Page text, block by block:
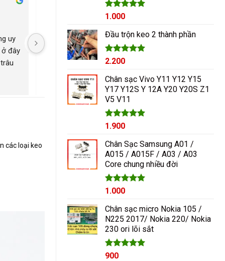
Được xếp
5 sao
1.000
Đầu trộn keo 2 thành phần
Được xếp
5 sao
2.200
Chân sạc Vivo Y11 Y12 Y15
Y17 Y12S Y 12A Y20 Y20S Z1
V5 V11
Được xếp
5 sao
1.900
Chân Sạc Samsung A01 /
A015 / A015F / A03 / A03
Core chung nhiều đời
Được xếp
5 sao
Giá
là:
1.200₫.
1.000Giá
tại
là:
1.000₫.
Chân sạc micro Nokia 105 /
N225 2017/ Nokia 220/ Nokia
230 ori lõi sắt
Được xếp
900
uy
ở đây
Nguyễn Duy sửa chữa rất
tốt giá hợp lí rẻ so với mặt
bằng chung. Uy tín
Có con máy 8pl nát
ngayyy. Đẹp lắm
các loại keo